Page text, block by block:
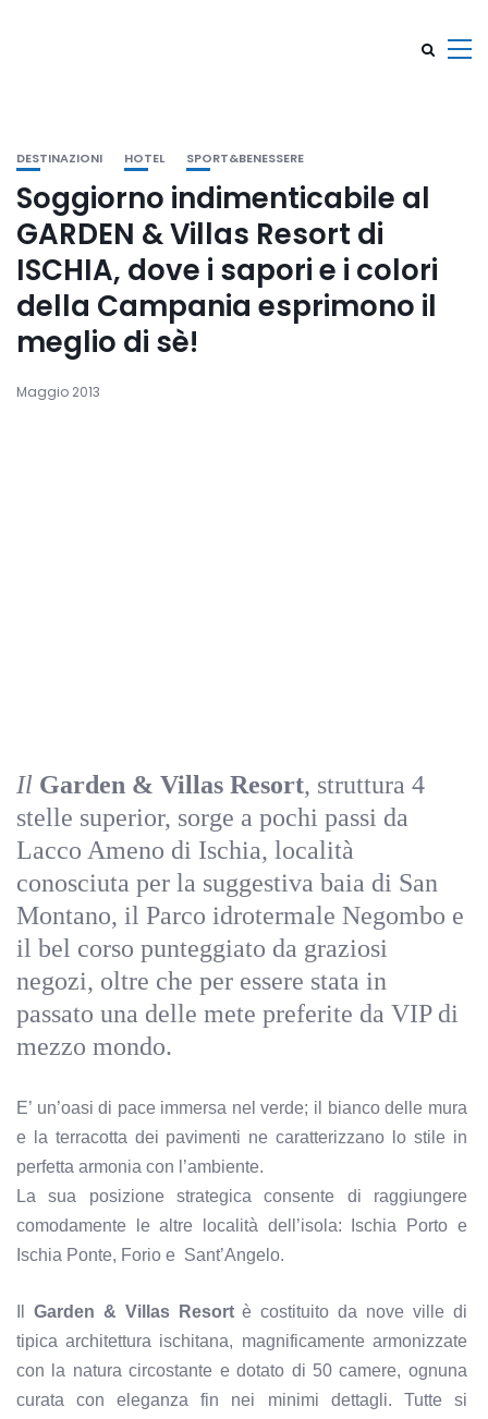
DESTINAZIONI HOTEL SPORT&BENESSERE
Soggiorno indimenticabile al
GARDEN & Villas Resort di
ISCHIA, dove i sapori e i colori
della Campania esprimono il
meglio di sè!
Maggio 2013
Il Garden & Villas Resort, struttura 4
stelle superior, sorge a pochi passi da
Lacco Ameno di Ischia, località
conosciuta per la suggestiva baia di San
Montano, il Parco idrotermale Negombo e
il bel corso punteggiato da graziosi
negozi, oltre che per essere stata in
passato una delle mete preferite da VIP di
mezzo mondo.
E’ un’oasi di pace immersa nel verde; il bianco delle mura
e la terracotta dei pavimenti ne caratterizzano lo stile in
perfetta armonia con l’ambiente.
La sua posizione strategica consente di raggiungere
comodamente le altre località dell’isola: Ischia Porto e
Ischia Ponte, Forio e Sant’Angelo.
Garden & Villas Resortè costituito da nove ville di
tipica architettura ischitana, magnificamente armonizzate
con la natura circostante e dotato di 50 camere, ognuna
curata con eleganza fin nei minimi dettagli. Tutte si